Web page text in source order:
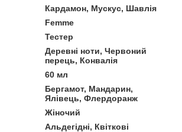
Кардамон, Мускус, Шавлія
Femme
Тестер
Деревні ноти, Червоний
перець, Конвалія
60 мл
Бергамот, Мандарин,
Ялівець, Флердоранж
Жіночий
Альдегідні, Квіткові